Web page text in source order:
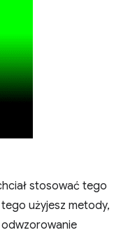
stosować tego
użyjesz metody,